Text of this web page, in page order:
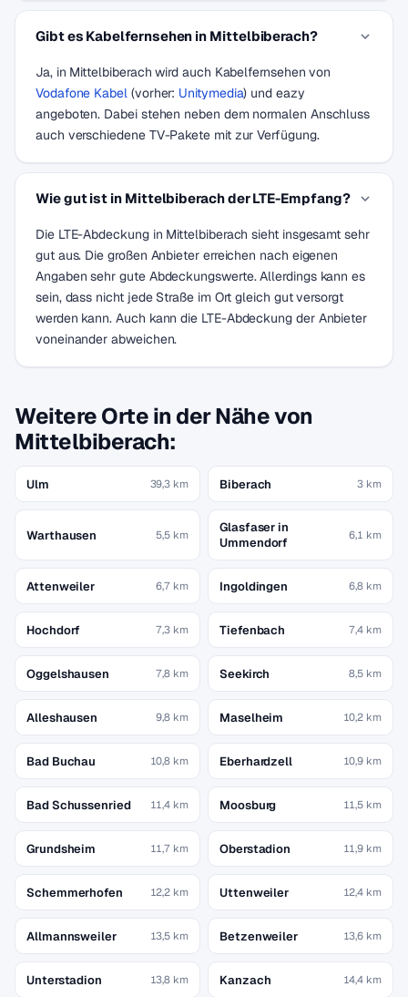
Gibt es Kabelfernsehen in Mittelbiberach?
Ja, in Mittelbiberach wird auch Kabelfernsehen von
Vodafone Kabel(vorher: Unitymedia) und eazy
angeboten. Dabei stehen neben dem normalen Anschluss
auch verschiedene TV-Pakete mit zur Verfügung.
Wie gut ist in Mittelbiberach der LTE-Empfang?
Die LTE-Abdeckung in Mittelbiberach sieht insgesamt sehr
gut aus. Die großen Anbieter erreichen nach eigenen
Angaben sehr gute Abdeckungswerte. Allerdings kann es
sein, dass nicht jede Straße im Ort gleich gut versorgt
werden kann. Auch kann die LTE-Abdeckung der Anbieter
voneinander abweichen.
Weitere Orte in der Nähe von
Mittelbiberach:
Ulm 39,3 km Biberach 3 km
Warthausen 5,5 km
Glasfaser in
Ummendorf
6,1 km
Attenweiler 6,7 km Ingoldingen 6,8 km
Hochdorf 7,3 km Tiefenbach 7,4 km
Oggelshausen 7,8 km Seekirch 8,5 km
Alleshausen 9,8 km Maselheim 10,2 km
Bad Buchau 10,8 km Eberhardzell 10,9 km
Bad Schussenried 11,4 km Moosburg 11,5 km
Grundsheim 11,7 km Oberstadion 11,9 km
Schemmerhofen 12,2 km Uttenweiler 12,4 km
Allmannsweiler 13,5 km Betzenweiler 13,6 km
Unterstadion 13,8 km Kanzach 14,4 km